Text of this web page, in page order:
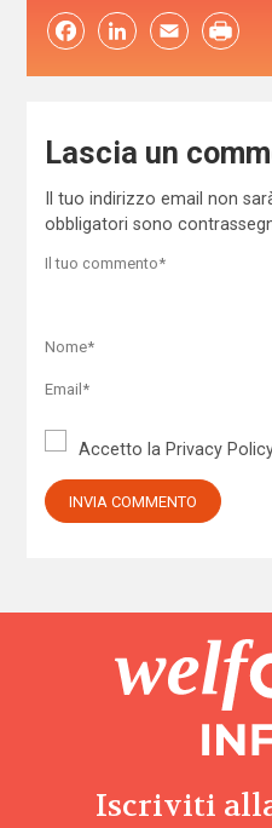
FacebookLinkedIn Email
Lascia un
Il tuo indirizzo email non
obbligatori sono
Accetto la Privacy
Iscriviti